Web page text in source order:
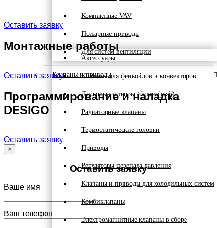
Компактные VAV
Пожарные приводы
Для систем вентиляции
Клапаны и приводы
Аксессуары
Клапаны для фенкойлов и конвекторов
Дисковые затворы (баттерфляй)
Радиаторные клапаны
Термостатические головки
Приводы
Регуляторы перепада давления
Клапаны и приводы для холодильных систем
Комбиклапаны
Электромагнитные клапаны в сборе
Оставить заявку
Монтажные работы
Оставить заявку
Программирование и наладка
DESIGO
Оставить заявку
×
Оставить заявку
Ваше имя
Ваш телефон